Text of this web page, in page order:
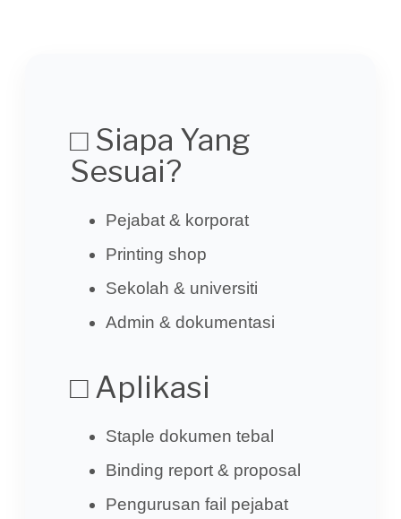
□ Siapa Yang
Sesuai?
Pejabat & korporat
Printing shop
Sekolah & universiti
Admin & dokumentasi
□ Aplikasi
Staple dokumen tebal
Binding report & proposal
Pengurusan fail pejabat